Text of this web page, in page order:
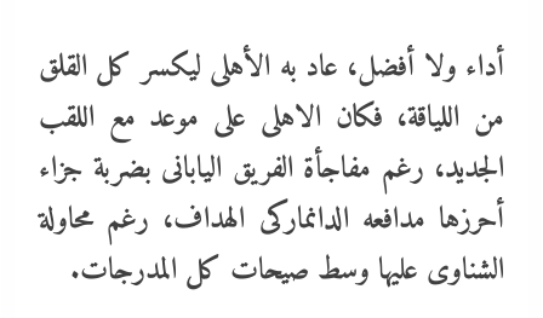
أداء ولا أفضل، عاد به الأهلى ليكسر كل القلق
من اللياقة، فكان الاهلى على موعد مع اللقب
الجديد، رغم مفاجأة الفريق اليابانى بضربة جزاء
أحرزها مدافعه الدانماركى الهداف، رغم محاولة
الشناوى عليها وسط صيحات كل المدرجات.